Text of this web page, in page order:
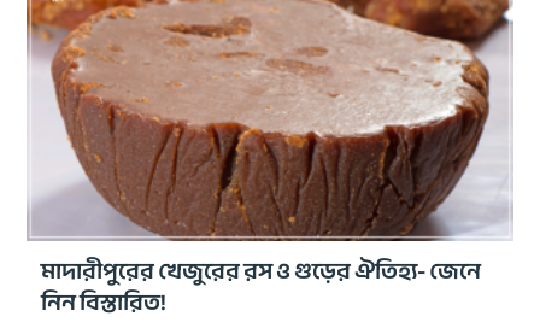
মাদারীপুরের খেজুরের রস ও গুড়ের ঐতিহ্য- জেনে
নিন বিস্তারিত!